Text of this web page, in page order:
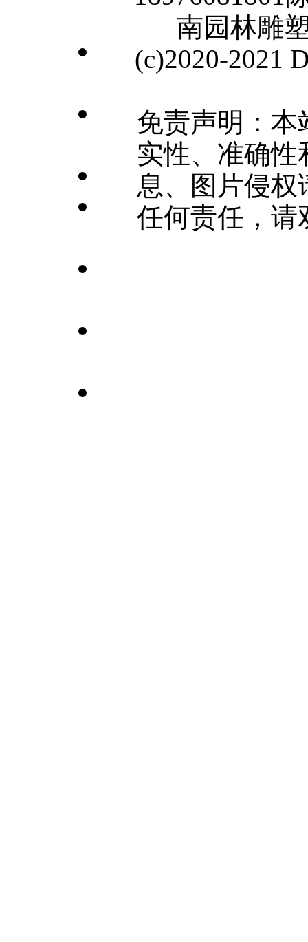
南园林雕
(c)2020-2021
免责声明：本
实性、准确性
息、图片侵权
任何责任，请